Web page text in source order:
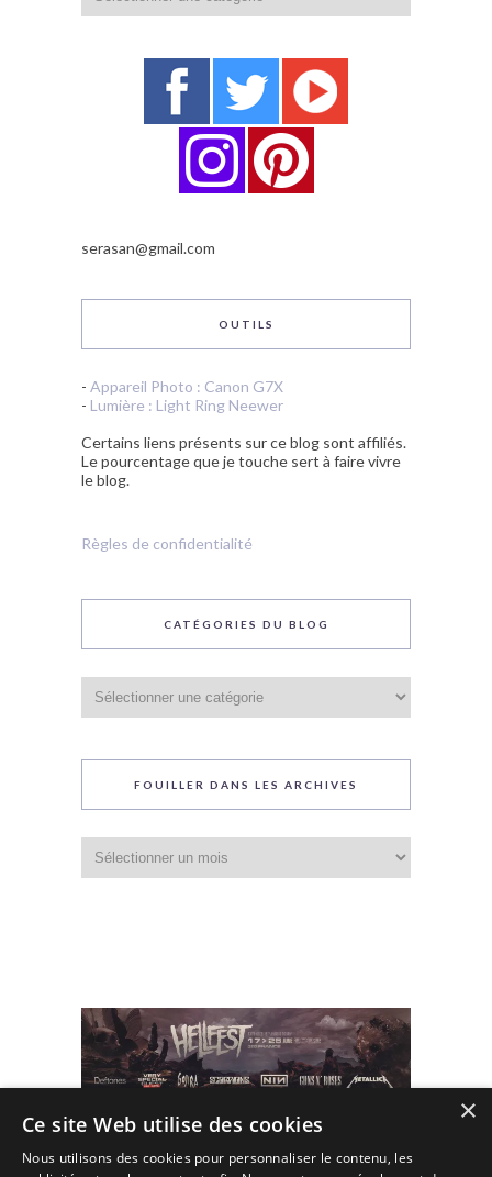
serasan@gmail.com
OUTILS
- Appareil Photo : Canon G7X
- Lumière : Light Ring Neewer
Certains liens présents sur ce blog sont affiliés.
Le pourcentage que je touche sert à faire vivre
le blog.
Règles de confidentialité
CATÉGORIES DU BLOG
du
blog
FOUILLER DANS LES ARCHIVES
dans
les
×
Ce site Web utilise des cookies
Nous utilisons des cookies pour personnaliser le contenu, les